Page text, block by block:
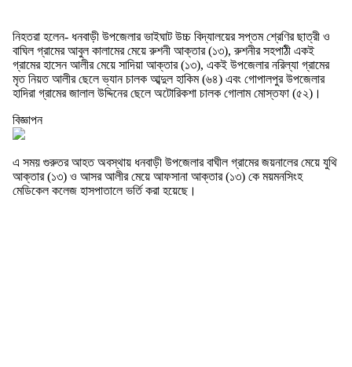
নিহতরা হলেন- ধনবাড়ী উপজেলার ভাইঘাট উচ্চ বিদ্যালয়ের সপ্তম শ্রেণির ছাত্রী ও
বাঘিল গ্রামের আবুল কালামের মেয়ে রুশনী আক্তার (১৩), রুশনীর সহপাঠী একই
গ্রামের হাসেন আলীর মেয়ে সাদিয়া আক্তার (১৩), একই উপজেলার নরিল্যা গ্রামের
মৃত নিয়ত আলীর ছেলে ভ্যান চালক আব্দুল হাকিম (৬৪) এবং গোপালপুর উপজেলার
হাদিরা গ্রামের জালাল উদ্দিনের ছেলে অটোরিকশা চালক গোলাম মোস্তফা (৫২)।
বিজ্ঞাপন
এ সময় গুরুতর আহত অবস্থায় ধনবাড়ী উপজেলার বাঘীল গ্রামের জয়নালের মেয়ে যুথি
আক্তার (১৩) ও আসর আলীর মেয়ে আফসানা আক্তার (১৩) কে ময়মনসিংহ
মেডিকেল কলেজ হাসপাতালে ভর্তি করা হয়েছে।